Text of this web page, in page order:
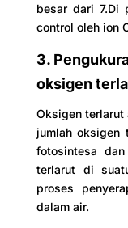
besar dari 7.Di
control oleh ion
3.
oksigen
Oksigen terlarut
jumlah oksigen
fotosintesa
terlarut di
proses
dalam air.